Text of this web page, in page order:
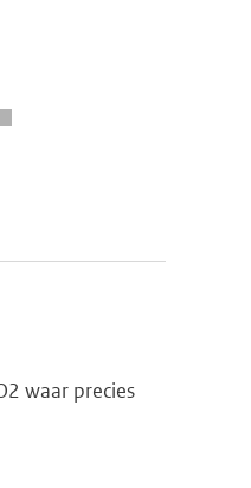
waar precies